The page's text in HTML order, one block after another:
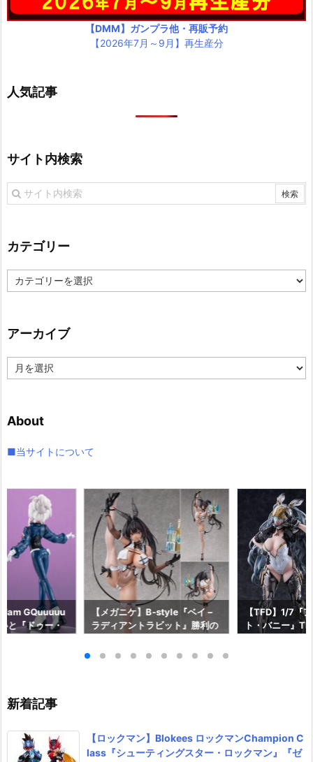
【DMM】ガンプラ他・再販予約
【2026年7月～9月】再生産分
人気記事
サイト内検索
カテゴリー
テ
ー
アーカイブ
ー
ブ
About
■当サイトについて
GQuuuuu
と『ドゥー・
【メガニケ】B-style『ベイ –
ラディアントラビット』勝利の
約【フリーイング】より2026
【TFD】1/7『
ト・バニー』
新着記事
【ロックマン】Blokees ロックマンChampion C
lass『シューティングスター・ロックマン』『ゼ